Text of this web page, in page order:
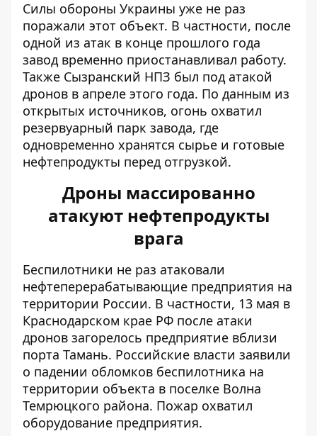
Силы обороны Украины уже не раз
поражали этот объект. В частности, после
одной из атак в конце прошлого года
завод временно приостанавливал работу.
Также Сызранский НПЗ был под атакой
дронов в апреле этого года. По данным из
открытых источников, огонь охватил
резервуарный парк завода, где
одновременно хранятся сырье и готовые
нефтепродукты перед отгрузкой.
Дроны массированно
атакуют нефтепродукты
врага
Беспилотники не раз атаковали
нефтеперерабатывающие предприятия на
территории России. В частности, 13 мая в
Краснодарском крае РФ после атаки
дронов загорелось предприятие вблизи
порта Тамань. Российские власти заявили
о падении обломков беспилотника на
территории объекта в поселке Волна
Темрюцкого района. Пожар охватил
оборудование предприятия.